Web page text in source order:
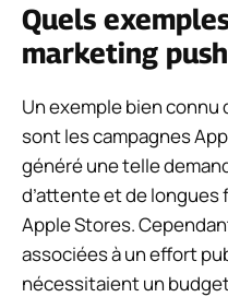
Quels
marketing
Un exemple bien
sont les campagnes
généré une telle
d’attente et de longues
Apple Stores.
associées à un effort
nécessitaient un